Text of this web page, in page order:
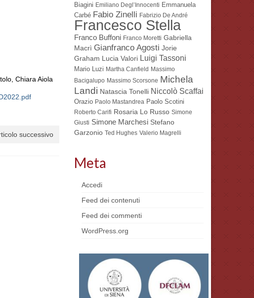
Chiara Aiola
successivo
Biagini Emiliano Degl’Innocenti Emmanuela
Carbé Fabio Zinelli Fabrizio De André
Francesco Stella
Franco Buffoni Franco Moretti Gabriella
Macrì Gianfranco Agosti Jorie
Graham Lucia Valori Luigi Tassoni
Mario Luzi Martha Canfield Massimo
Bacigalupo Massimo Scorsone Michela
Landi Natascia Tonelli Niccolò Scaffai
Orazio Paolo Mastandrea Paolo Scotini
Roberto Carifi Rosaria Lo Russo Simone
Giusti Simone Marchesi Stefano
Garzonio Ted Hughes Valerio Magrelli
Meta
Accedi
Feed dei contenuti
Feed dei commenti
WordPress.org